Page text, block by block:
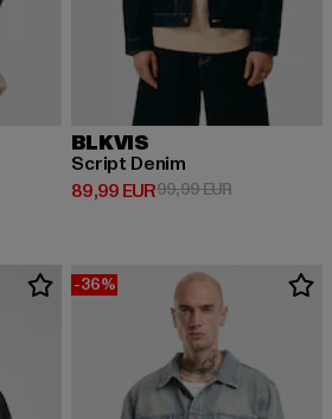
99,99 EUR
BLKVIS
Script Denim
89,99 EUR
Derzeitiger Preis: 89,99 EUR
99,99 EURAktionspreis:
-36%